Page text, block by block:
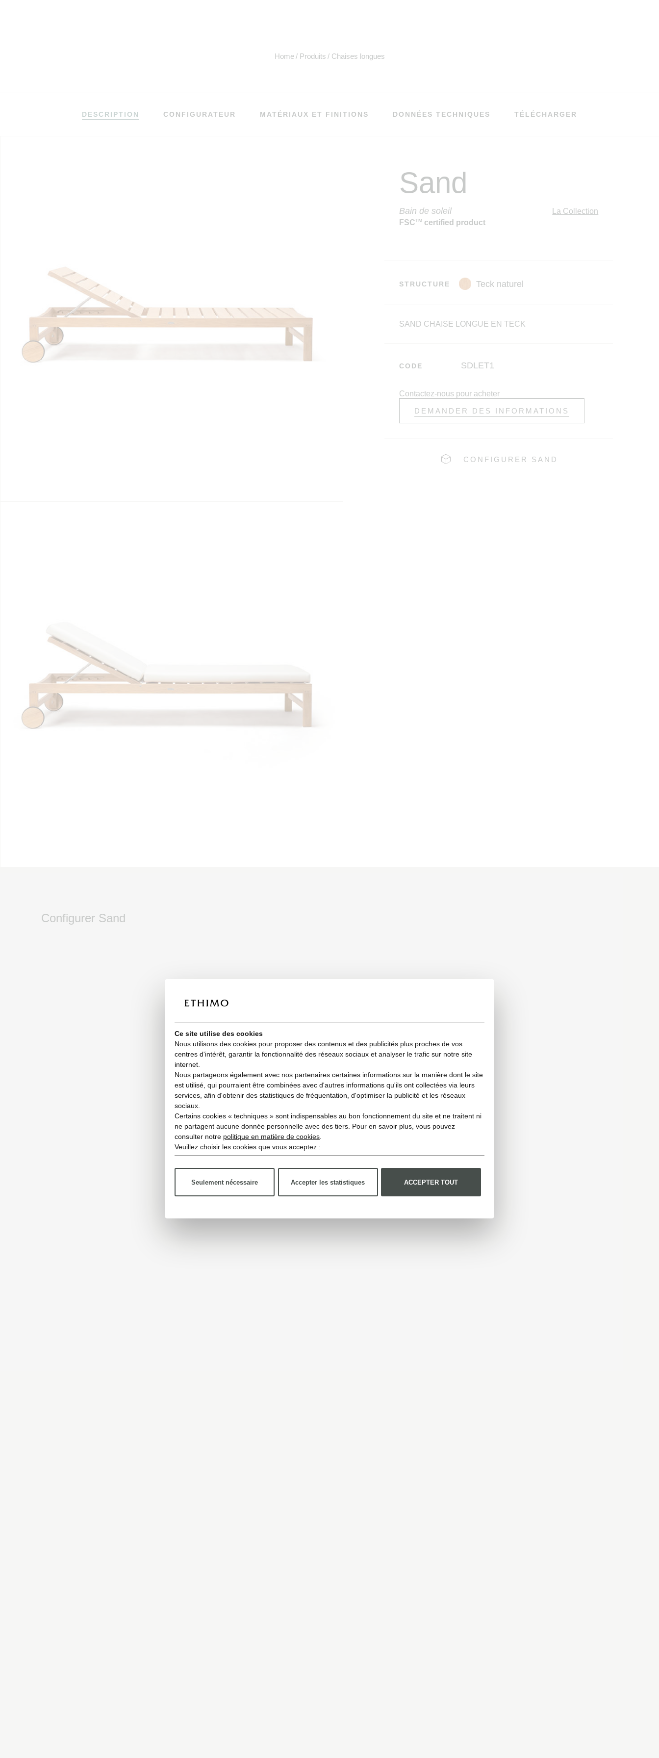
Home Produits Chaises longues
DESCRIPTION CONFIGURATEUR MATÉRIAUX ET FINITIONS DONNÉES TECHNIQUES TÉLÉCHARGER
Sand
Bain de soleil
FSCTMcertified product
La Collection
STRUCTURE
SAND CHAISE LONGUE EN TECK
CODE SDLET1
Contactez-nous pour acheter
DEMANDER DES INFORMATIONS
CONFIGURER SAND
Configurer Sand
Ce site utilise des cookies
Nous utilisons des cookies pour proposer des contenus et des publicités plus proches de vos
centres d'intérêt, garantir la fonctionnalité des réseaux sociaux et analyser le trafic sur notre site
internet.
Nous partageons également avec nos partenaires certaines informations sur la manière dont le site
est utilisé, qui pourraient être combinées avec d'autres informations qu'ils ont collectées via leurs
services, afin d'obtenir des statistiques de fréquentation, d'optimiser la publicité et les réseaux
sociaux.
Certains cookies « techniques » sont indispensables au bon fonctionnement du site et ne traitent ni
ne partagent aucune donnée personnelle avec des tiers. Pour en savoir plus, vous pouvez
consulter notre politique en matière de cookies.
Veuillez choisir les cookies que vous acceptez :
Seulement nécessaire Accepter les statistiques ACCEPTER TOUT